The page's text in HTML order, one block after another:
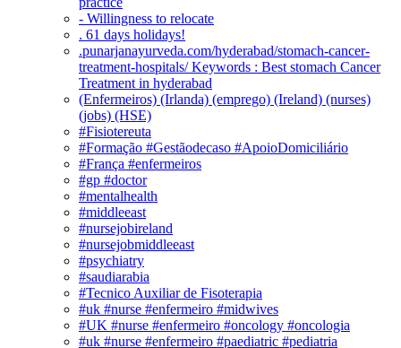
- Willingness to relocate
. 61 days holidays!
.punarjanayurveda.com/hyderabad/stomach-cancer-
treatment-hospitals/ Keywords : Best stomach Cancer
Treatment in hyderabad
(Enfermeiros) (Irlanda) (emprego) (Ireland) (nurses)
(jobs) (HSE)
#Fisiotereuta
#Formação #Gestãodecaso #ApoioDomiciliário
#França #enfermeiros
#gp #doctor
#mentalhealth
#middleeast
#nursejobireland
#nursejobmiddleeast
#psychiatry
#saudiarabia
#Tecnico Auxiliar de Fisoterapia
#uk #nurse #enfermeiro #midwives
#UK #nurse #enfermeiro #oncology #oncologia
#uk #nurse #enfermeiro #paediatric #pediatria